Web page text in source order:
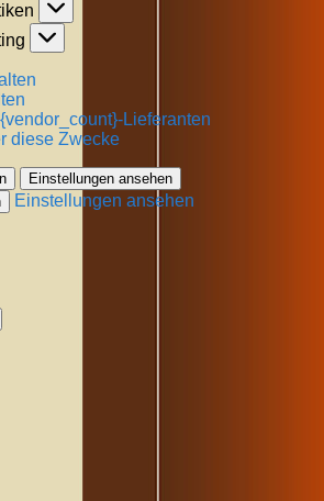
Lieferanten
diese Zwecke
Einstellungen ansehen
Einstellungen ansehen